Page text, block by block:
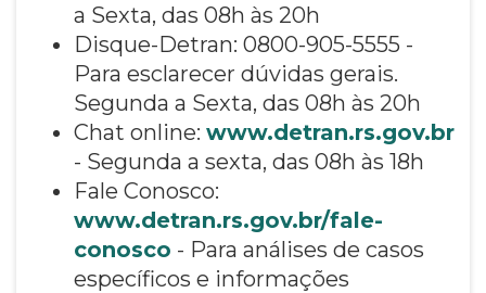
a Sexta, das 08h às 20h
Disque-Detran: 0800-905-5555 -
Para esclarecer dúvidas gerais.
Segunda a Sexta, das 08h às 20h
Chat online: www.detran.rs.gov.br
- Segunda a sexta, das 08h às 18h
Fale Conosco:
www.detran.rs.gov.br/fale-
conosco - Para análises de casos
específicos e informações